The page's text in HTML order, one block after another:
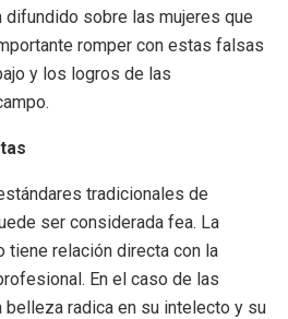
sobre las mujeres que
romper con estas falsas
y los logros de las
tradicionales de
ser considerada fea. La
tiene relación directa con la
En el caso de las
belleza radica en su intelecto y su